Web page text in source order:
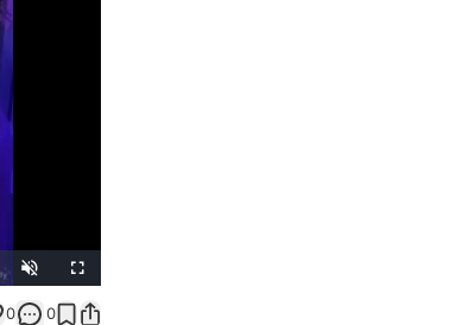
Unmute Fullscreen
0 0